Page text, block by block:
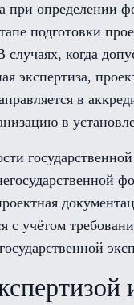
при определении
подготовки
когда
экспертиза,
в
в
с учётом